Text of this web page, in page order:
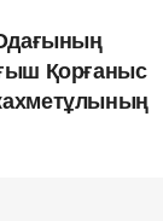
Қорғаныс